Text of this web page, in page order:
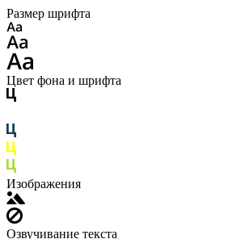
Размер шрифта
Цвет фона и шрифта
Изображения
Озвучивание текста